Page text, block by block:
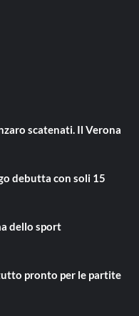
scatenati. Il Verona
debutta con soli 15
dello sport
pronto per le partite